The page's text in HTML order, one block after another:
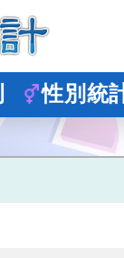
性別統